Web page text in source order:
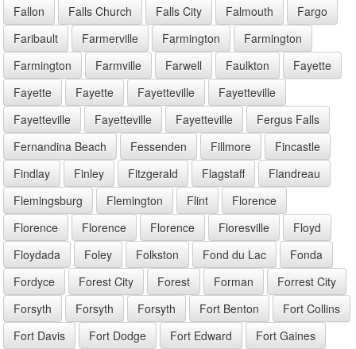
Fallon Falls Church Falls City Falmouth
Fargo
Faribault
Farmerville Farmington
Farmington
Farmington
Farmville Farwell Faulkton
Fayette
Fayette
Fayette Fayetteville
Fayetteville
Fayetteville
Fayetteville Fayetteville
Fergus Falls
Fernandina Beach
Fessenden Fillmore
Fincastle
Findlay
Finley Fitzgerald Flagstaff
Flandreau
Flemingsburg
Flemington Flint
Florence
Florence
Florence Florence Floresville
Floyd
Floydada
Foley Folkston Fond du Lac
Fonda
Fordyce
Forest City Forest Forman
Forrest City
Forsyth
Forsyth Forsyth Fort Benton
Fort Collins
Fort Davis
Fort Dodge Fort Edward
Fort Gaines